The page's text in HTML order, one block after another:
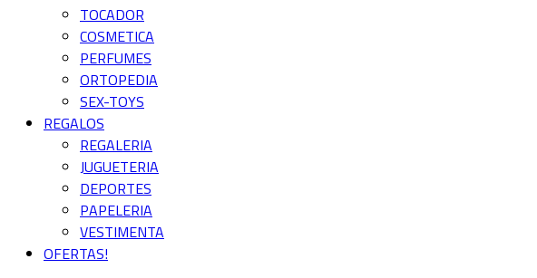
TOCADOR
COSMETICA
PERFUMES
ORTOPEDIA
SEX-TOYS
REGALOS
REGALERIA
JUGUETERIA
DEPORTES
PAPELERIA
VESTIMENTA
OFERTAS!